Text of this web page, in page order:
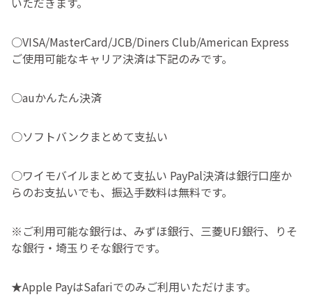
○VISA/MasterCard/JCB/Diners Club/American Express
ご使用可能なキャリア決済は下記のみです。
○auかんたん決済
○ソフトバンクまとめて支払い
○ワイモバイルまとめて支払い PayPal決済は銀行口座か
らのお支払いでも、振込手数料は無料です。
※ご利用可能な銀行は、みずほ銀行、三菱UFJ銀行、りそ
な銀行・埼玉りそな銀行です。
★Apple PayはSafariでのみご利用いただけます。